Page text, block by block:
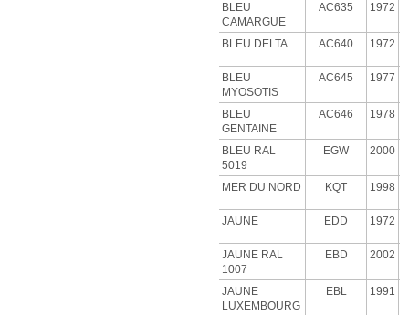
BLEU
CAMARGUE
AC635 1972
BLEU DELTA AC640 1972
BLEU
MYOSOTIS
AC645 1977
BLEU
GENTAINE
AC646 1978
BLEU RAL
5019
EGW 2000
MER DU NORD KQT 1998
JAUNE EDD 1972
JAUNE RAL
1007
EBD 2002
JAUNE
LUXEMBOURG
EBL 1991